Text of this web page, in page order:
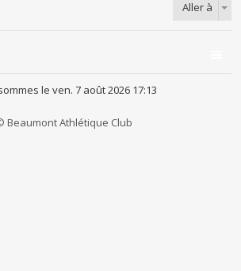
Aller à
le ven. 7 août 2026 17:13
Beaumont Athlétique Club